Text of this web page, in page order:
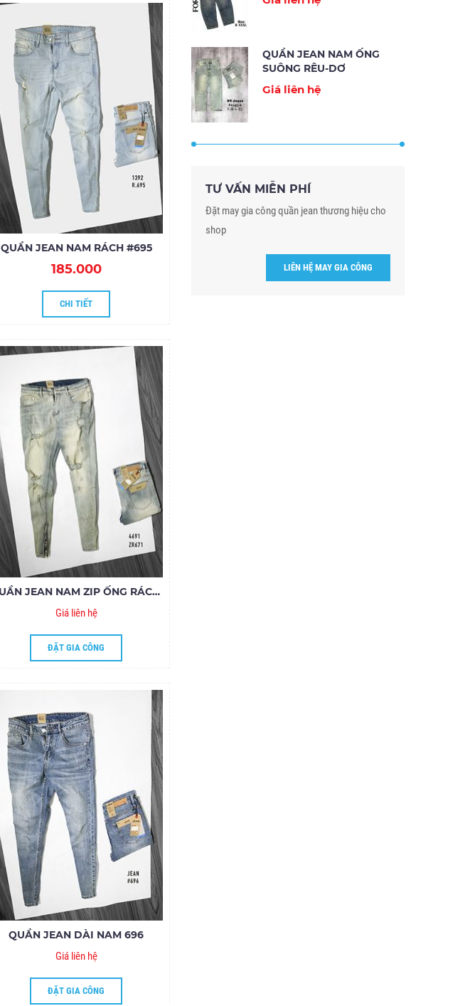
QUẦN JEAN NAM RÁCH #695
185.000
CHI TIẾT
QUẦN JEAN NAM ZIP ỐNG RÁCH ZR671
Giá liên hệ
ĐẶT GIA CÔNG
QUẦN JEAN DÀI NAM 696
Giá liên hệ
ĐẶT GIA CÔNG
QUẦN JEAN NAM ỐNG
SUÔNG RÊU-DƠ
Giá liên hệ
TƯ VẤN MIỄN PHÍ
Đặt may gia công quần jean thương hiệu cho
shop
LIÊN HỆ MAY GIA CÔNG